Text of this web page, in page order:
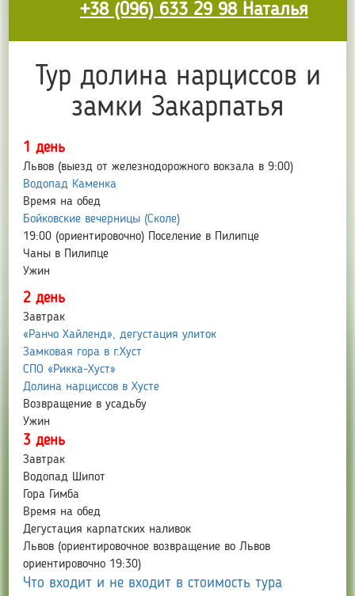
+38 (096) 633 29 98 Наталья
Тур долина нарциссов и
замки Закарпатья
1 день
Львов (выезд от железнодорожного вокзала в 9:00)
Водопад Каменка
Время на обед
Бойковские вечерницы (Сколе)
19:00 (ориентировочно) Поселение в Пилипце
Чаны в Пилипце
Ужин
2 день
Завтрак
«Ранчо Хайленд», дегустация улиток
Замковая гора в г.Хуст
СПО «Рикка-Хуст»
Долина нарциссов в Хусте
Возвращение в усадьбу
Ужин
3 день
Завтрак
Водопад Шипот
Гора Гимба
Время на обед
Дегустация карпатских наливок
Львов (ориентировочное возвращение во Львов
ориентировочно 19:30)
Что входит и не входит в стоимость тура